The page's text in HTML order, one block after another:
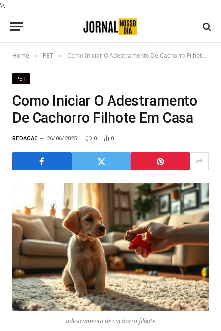
\\
Home » PET » Como Iniciar O Adestramento De Cachorro Filhote Em Casa
PET
Como Iniciar O Adestramento
De Cachorro Filhote Em Casa
REDACAO 26/06/2025 0 0
adestramento de cachorro filhote